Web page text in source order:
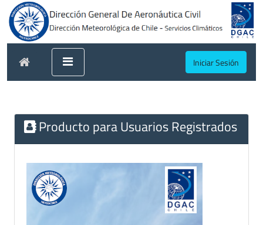
Iniciar Sesión
Producto para Usuarios Registrados